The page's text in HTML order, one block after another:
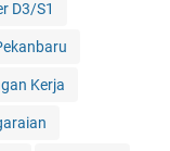
D3/S1
Kerja